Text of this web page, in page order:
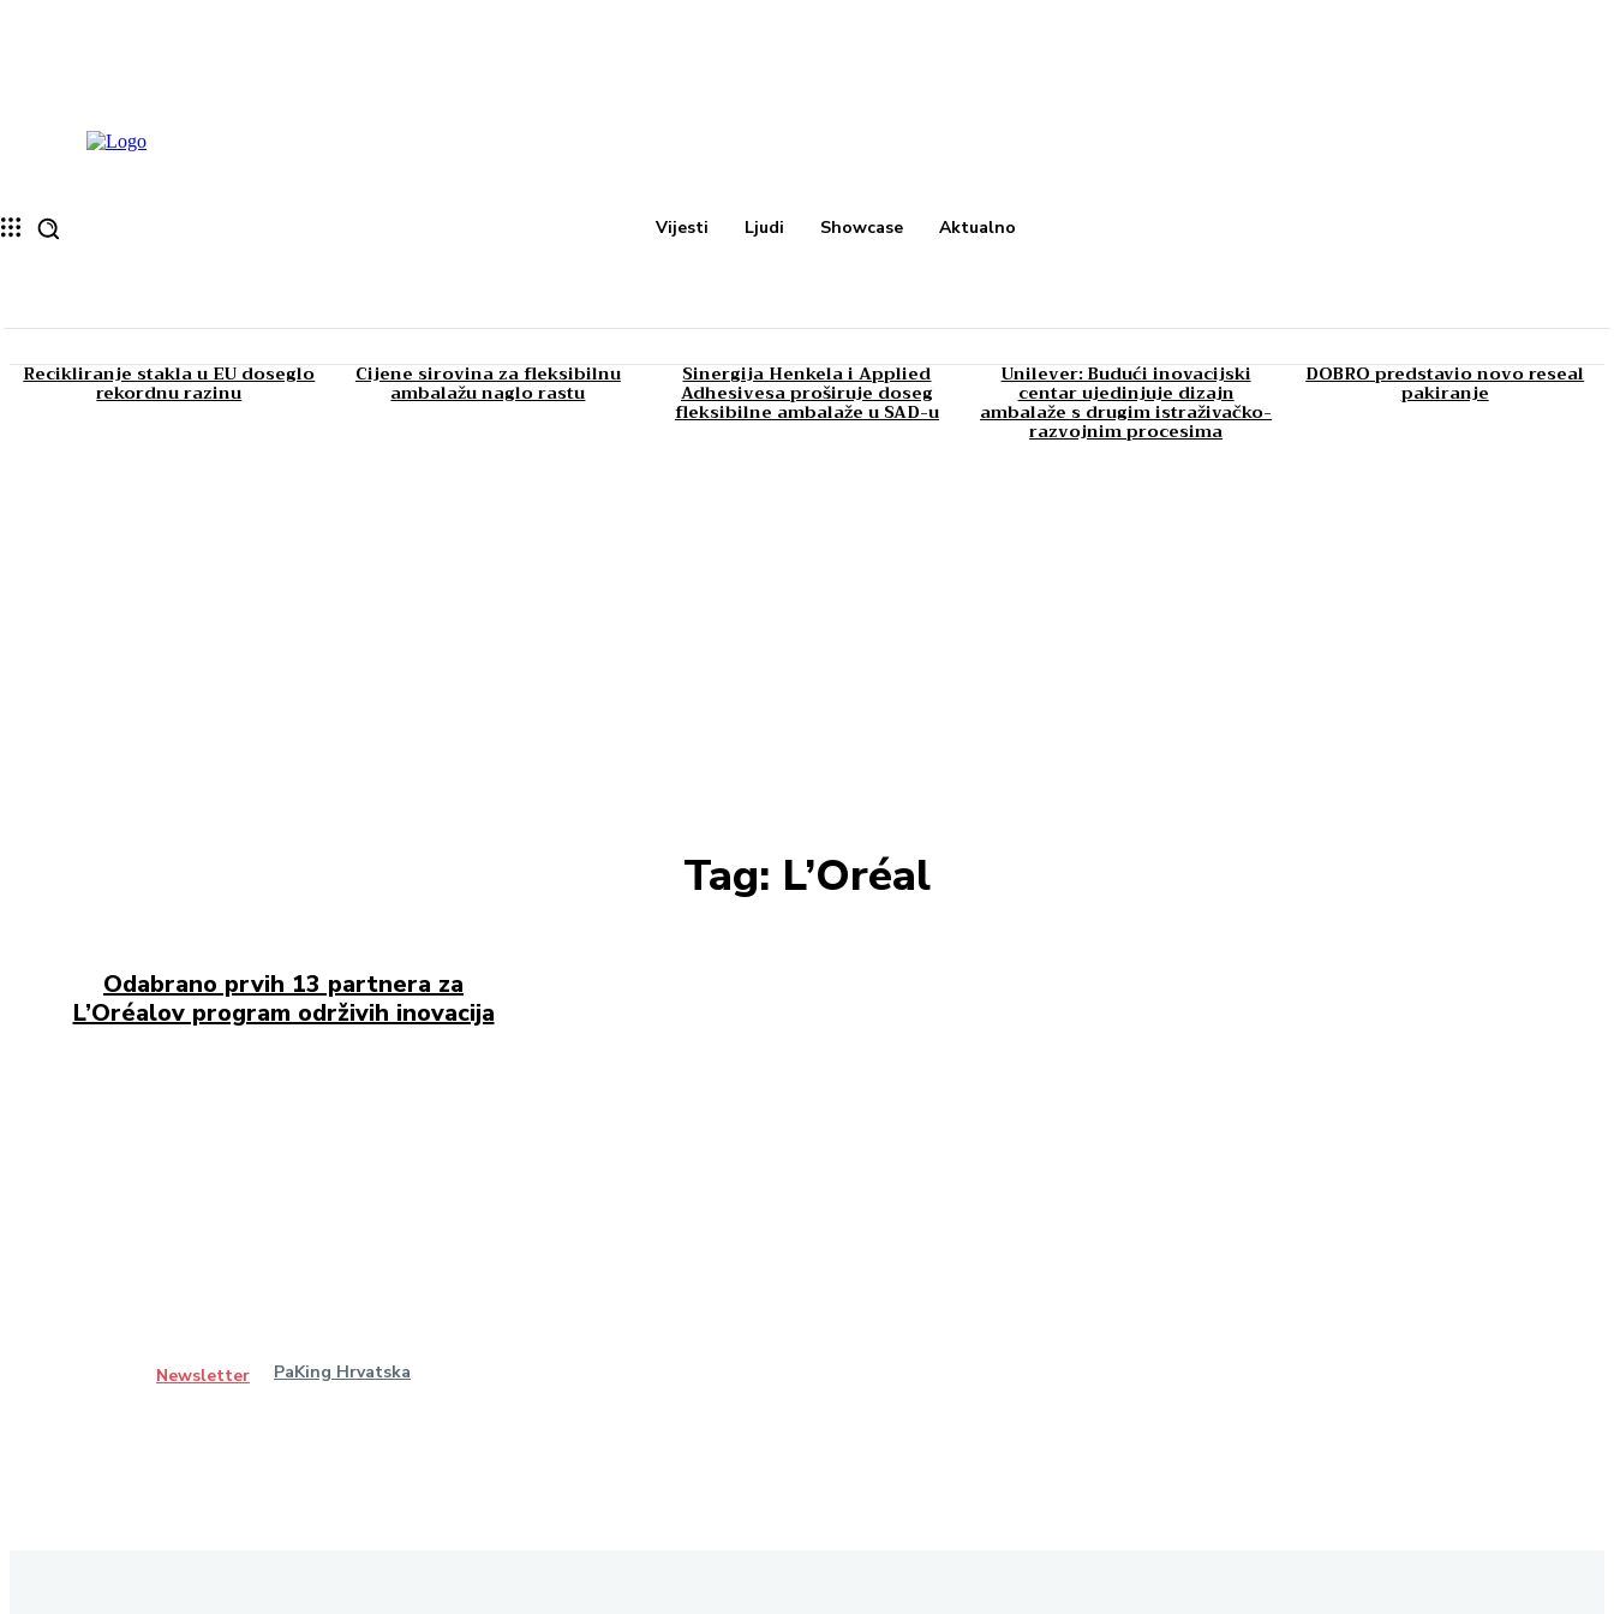
Vijesti Ljudi Showcase Aktualno
Recikliranje stakla u EU doseglo
rekordnu razinu
Cijene sirovina za fleksibilnu
ambalažu naglo rastu
Sinergija Henkela i Applied
Adhesivesa proširuje doseg
fleksibilne ambalaže u SAD-u
Unilever: Budući inovacijski
centar ujedinjuje dizajn
ambalaže s drugim istraživačko-
razvojnim procesima
DOBRO predstavio novo reseal
pakiranje
Tag: L’Oréal
Odabrano prvih 13 partnera za
L’Oréalov program održivih inovacija
Newsletter PaKing Hrvatska